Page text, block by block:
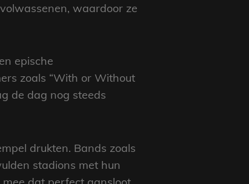
waardoor ze
epische
zoals “With or Without
de dag nog steeds
drukten. Bands zoals
stadions met hun